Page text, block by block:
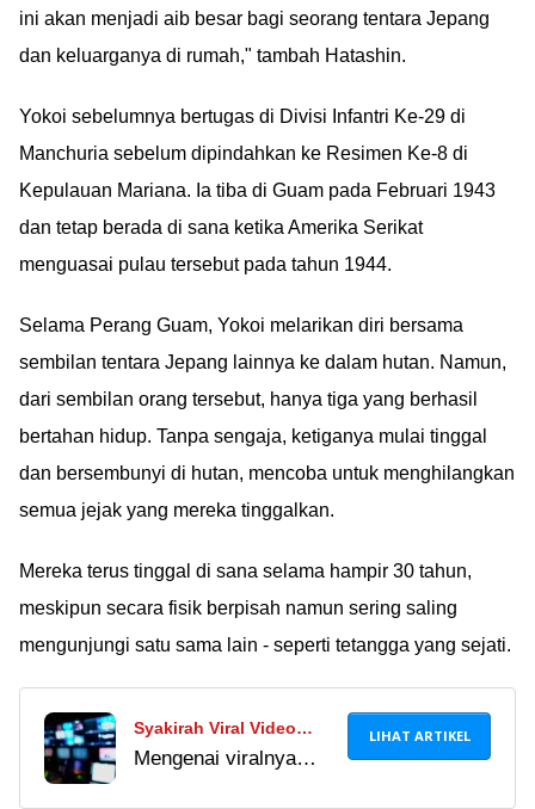
penggunaan XNX
Universal Transmitter.
ini akan menjadi aib besar bagi seorang tentara Jepang
dan keluarganya di rumah," tambah Hatashin.
Yokoi sebelumnya bertugas di Divisi Infantri Ke-29 di
Manchuria sebelum dipindahkan ke Resimen Ke-8 di
Kepulauan Mariana. Ia tiba di Guam pada Februari 1943
dan tetap berada di sana ketika Amerika Serikat
menguasai pulau tersebut pada tahun 1944.
Selama Perang Guam, Yokoi melarikan diri bersama
sembilan tentara Jepang lainnya ke dalam hutan. Namun,
dari sembilan orang tersebut, hanya tiga yang berhasil
bertahan hidup. Tanpa sengaja, ketiganya mulai tinggal
dan bersembunyi di hutan, mencoba untuk menghilangkan
semua jejak yang mereka tinggalkan.
Mereka terus tinggal di sana selama hampir 30 tahun,
meskipun secara fisik berpisah namun sering saling
mengunjungi satu sama lain - seperti tetangga yang sejati.
Syakirah Viral Video
Museum: Mencermati
Mengenai viralnya
LIHAT ARTIKEL